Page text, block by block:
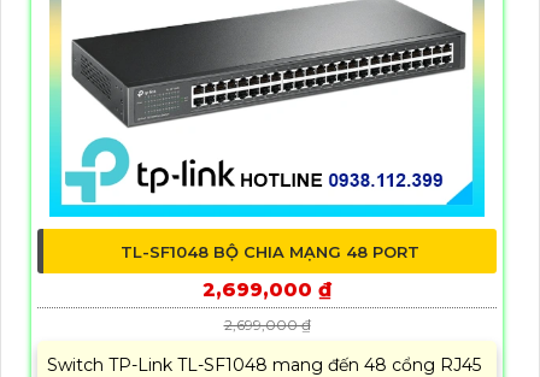
TL-SF1048 BỘ CHIA MẠNG 48 PORT
2,699,000 ₫
2,699,000 ₫
Switch TP-Link TL-SF1048 mang đến 48 cổng RJ45